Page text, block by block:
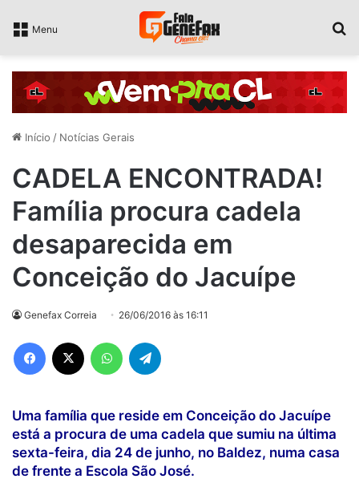
Menu
Início / Notícias Gerais
CADELA ENCONTRADA!
Família procura cadela
desaparecida em
Conceição do Jacuípe
Genefax Correia 26/06/2016 às 16:11
Facebook WhatsApp
Uma família que reside em Conceição do Jacuípe
está a procura de uma cadela que sumiu na última
sexta-feira, dia 24 de junho, no Baldez, numa casa
de frente a Escola São José.